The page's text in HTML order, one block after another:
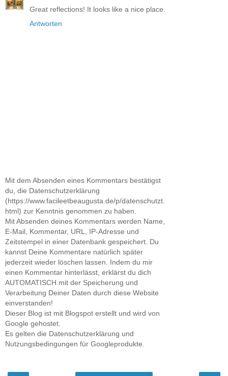
Great reflections! It looks like a nice place.
Antworten
Mit dem Absenden eines Kommentars bestätigst
du, die Datenschutzerklärung
(https://www.facileetbeaugusta.de/p/datenschutzt.
html) zur Kenntnis genommen zu haben.
Mit Absenden deines Kommentars werden Name,
E-Mail, Kommentar, URL, IP-Adresse und
Zeitstempel in einer Datenbank gespeichert. Du
kannst Deine Kommentare natürlich später
jederzeit wieder löschen lassen. Indem du mir
einen Kommentar hinterlässt, erklärst du dich
AUTOMATISCH mit der Speicherung und
Verarbeitung Deiner Daten durch diese Website
einverstanden!
Dieser Blog ist mit Blogspot erstellt und wird von
Google gehostet.
Es gelten die Datenschutzerklärung und
Nutzungsbedingungen für Googleprodukte.